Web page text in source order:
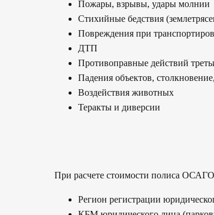
Пожары, взрывы, удары молнии
Стихийные бедствия
Повреждения при
ДТП
Противоправные действий
Падения объектов,
Воздействия животных
Теракты и диверсии
При расчете стоимости полиса
Регион регистрации